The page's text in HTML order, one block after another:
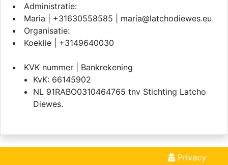
Administratie:
Maria | +31630558585 | maria@latchodiewes.eu
Organisatie:
Koeklie | +3149640030
KVK nummer | Bankrekening
KvK: 66145902
NL 91RABO0310464765 tnv Stichting Latcho
Diewes.
Privacy